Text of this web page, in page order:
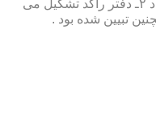
عنوان جنبه استقلالی نداشته است. مطابق قانون یاد شده، به منظور رسمیت دادن به اسناد قاطبه مردم، دوایر ثبت اسناد به عنوان نهادی دولتی، از دو قسمت ۱ ـ مباشرین ثبت اسناد ۲ـ دفتر راكد تشكیل می